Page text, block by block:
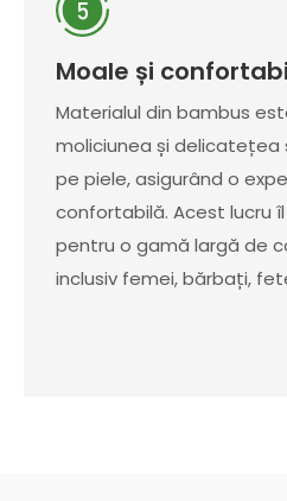
Moale și
Materialul din bambus
moliciunea și delicatețea
pe piele, asigurând o
confortabilă. Acest lucru
pentru o gamă largă de
inclusiv femei, bărbați,